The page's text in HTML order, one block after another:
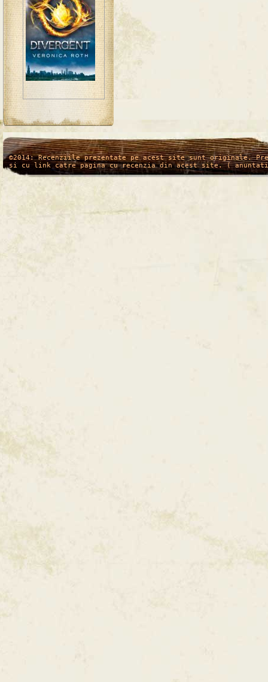
/* */
©2014: Recenziile prezentate pe acest site sunt originale.
si cu link catre pagina cu recenzia din acest site. (